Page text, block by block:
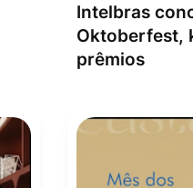
Intelbras
Oktoberfest,
prêmios